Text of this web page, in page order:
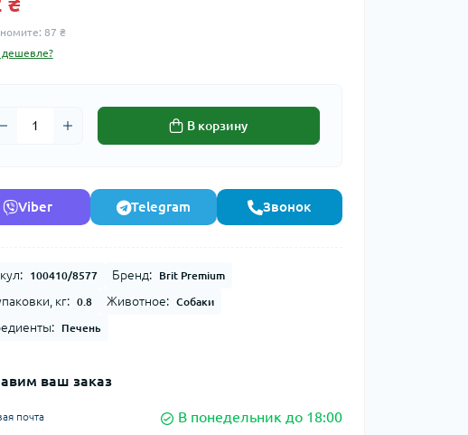
87 ₴
В корзину
Viber Telegram Звонок
100410/8577 Бренд: Brit Premium
кг: 0.8 Животное: Собаки
Печень
ваш заказ
почта В понедельник до 18:00